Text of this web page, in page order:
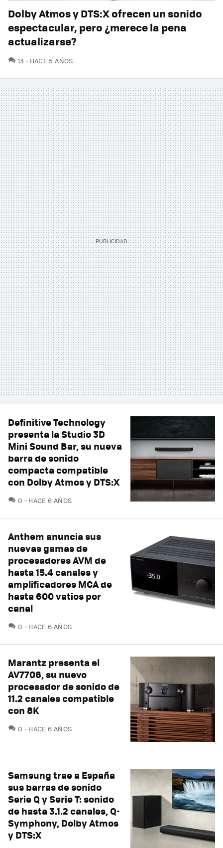
Dolby Atmos y DTS:X ofrecen un sonido
espectacular, pero ¿merece la pena
actualizarse?
13 COMENTARIOS
HACE 5 AÑOS
Definitive Technology
presenta la Studio 3D
Mini Sound Bar, su nueva
barra de sonido
compacta compatible
con Dolby Atmos y DTS:X
0 COMENTARIOS
HACE 6 AÑOS
Anthem anuncia sus
nuevas gamas de
procesadores AVM de
hasta 15.4 canales y
amplificadores MCA de
hasta 600 vatios por
canal
0 COMENTARIOS
HACE 6 AÑOS
Marantz presenta el
AV7706, su nuevo
procesador de sonido de
11.2 canales compatible
con 8K
0 COMENTARIOS
HACE 6 AÑOS
Samsung trae a España
sus barras de sonido
Serie Q y Serie T: sonido
de hasta 3.1.2 canales, Q-
Symphony, Dolby Atmos
y DTS:X